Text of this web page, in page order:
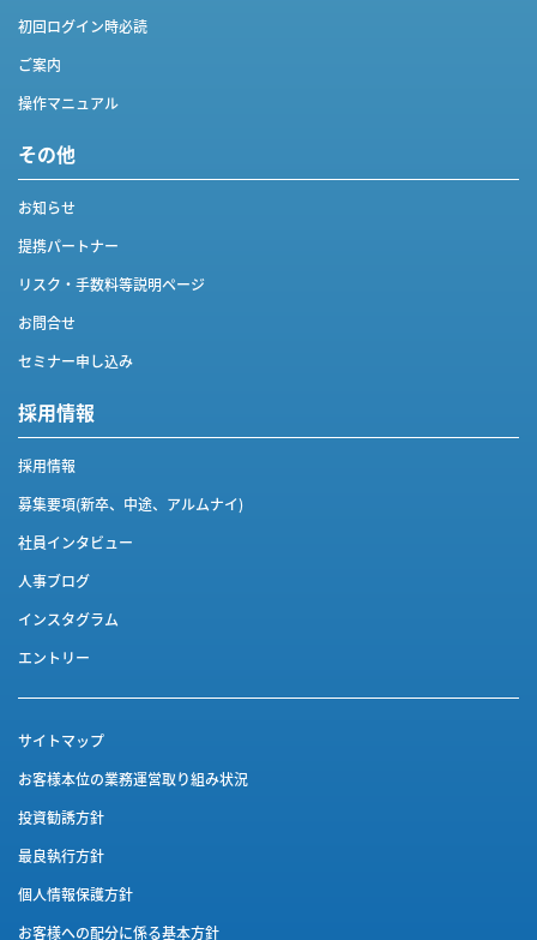
初回ログイン時必読
ご案内
操作マニュアル
その他
お知らせ
提携パートナー
リスク・手数料等説明ページ
お問合せ
セミナー申し込み
採用情報
採用情報
募集要項(新卒、中途、アルムナイ)
社員インタビュー
人事ブログ
インスタグラム
エントリー
サイトマップ
お客様本位の業務運営取り組み状況
投資勧誘方針
最良執行方針
個人情報保護方針
お客様への配分に係る基本方針